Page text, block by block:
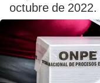
octubre de 2022.